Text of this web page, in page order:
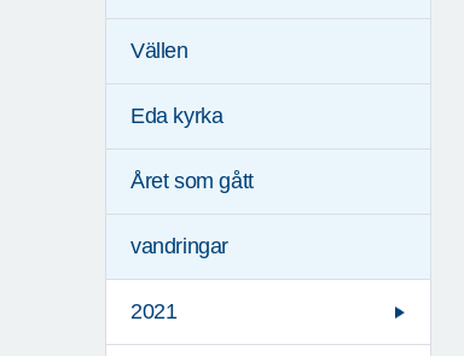
Vällen
Eda kyrka
Året som gått
vandringar
2021